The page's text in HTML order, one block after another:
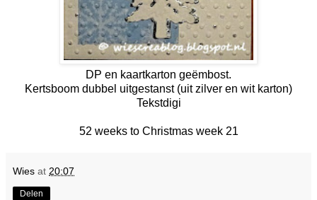
DP en kaartkarton geëmbost.
Kertsboom dubbel uitgestanst (uit zilver en wit karton)
Tekstdigi
52 weeks to Christmas week 21
Wies at 20:07
Delen